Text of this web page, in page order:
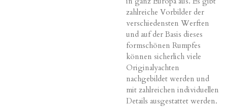
zahlreiche Vorbilder der
verschiedensten Werften
und auf der Basis dieses
formschönen Rumpfes
können sicherlich viele
Originalyachten
nachgebildet werden und
mit zahlreichen individuellen
Details ausgestattet werden.